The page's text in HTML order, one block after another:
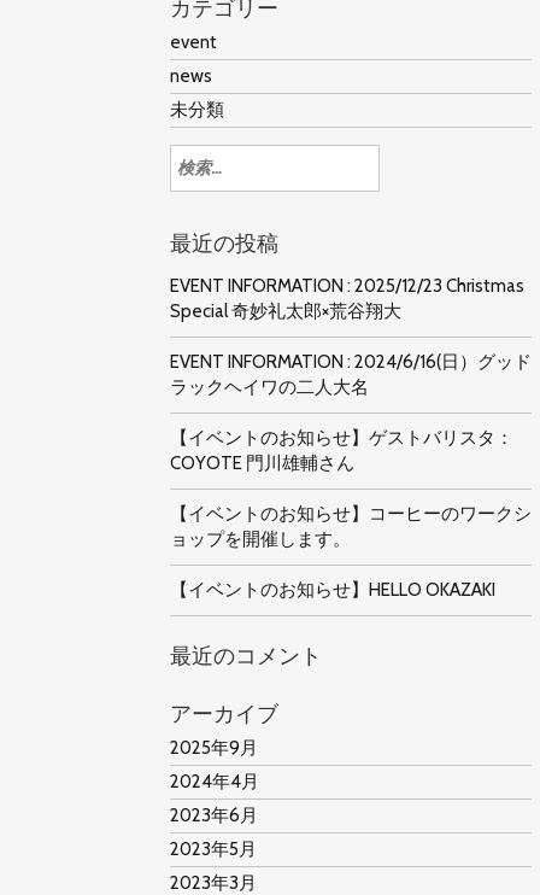
カテゴリー
event
news
未分類
検
索:
最近の投稿
EVENT INFORMATION : 2025/12/23 Christmas
Special 奇妙礼太郎×荒谷翔大
EVENT INFORMATION : 2024/6/16(日）グッド
ラックヘイワの二人大名
【イベントのお知らせ】ゲストバリスタ：
COYOTE 門川雄輔さん
【イベントのお知らせ】コーヒーのワークシ
ョップを開催します。
【イベントのお知らせ】HELLO OKAZAKI
最近のコメント
アーカイブ
2025年9月
2024年4月
2023年6月
2023年5月
2023年3月